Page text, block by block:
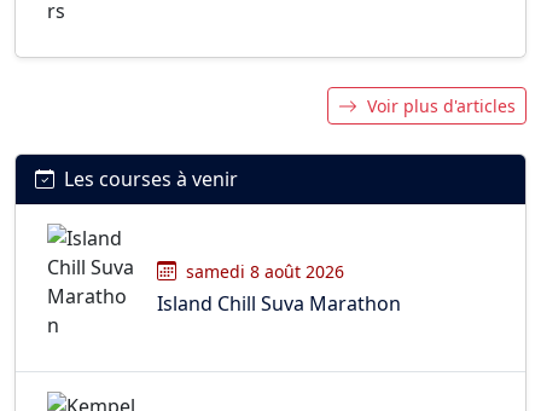
Voir plus d'articles
Les courses à venir
samedi 8 août 2026
Island Chill Suva Marathon